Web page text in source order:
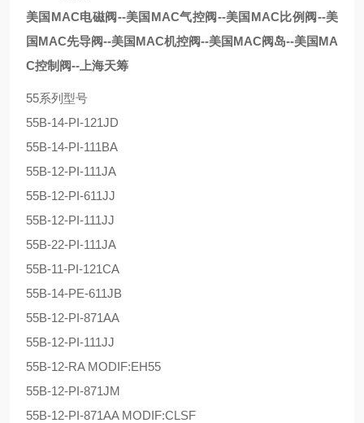
美国MAC电磁阀--美国MAC气控阀--美国MAC比例阀--美
国MAC先导阀--美国MAC机控阀--美国MAC阀岛--美国MA
C控制阀--上海天筹
55系列型号
55B-14-PI-121JD
55B-14-PI-111BA
55B-12-PI-111JA
55B-12-PI-611JJ
55B-12-PI-111JJ
55B-22-PI-111JA
55B-11-PI-121CA
55B-14-PE-611JB
55B-12-PI-871AA
55B-12-PI-111JJ
55B-12-RA MODIF:EH55
55B-12-PI-871JM
55B-12-PI-871AA MODIF:CLSF